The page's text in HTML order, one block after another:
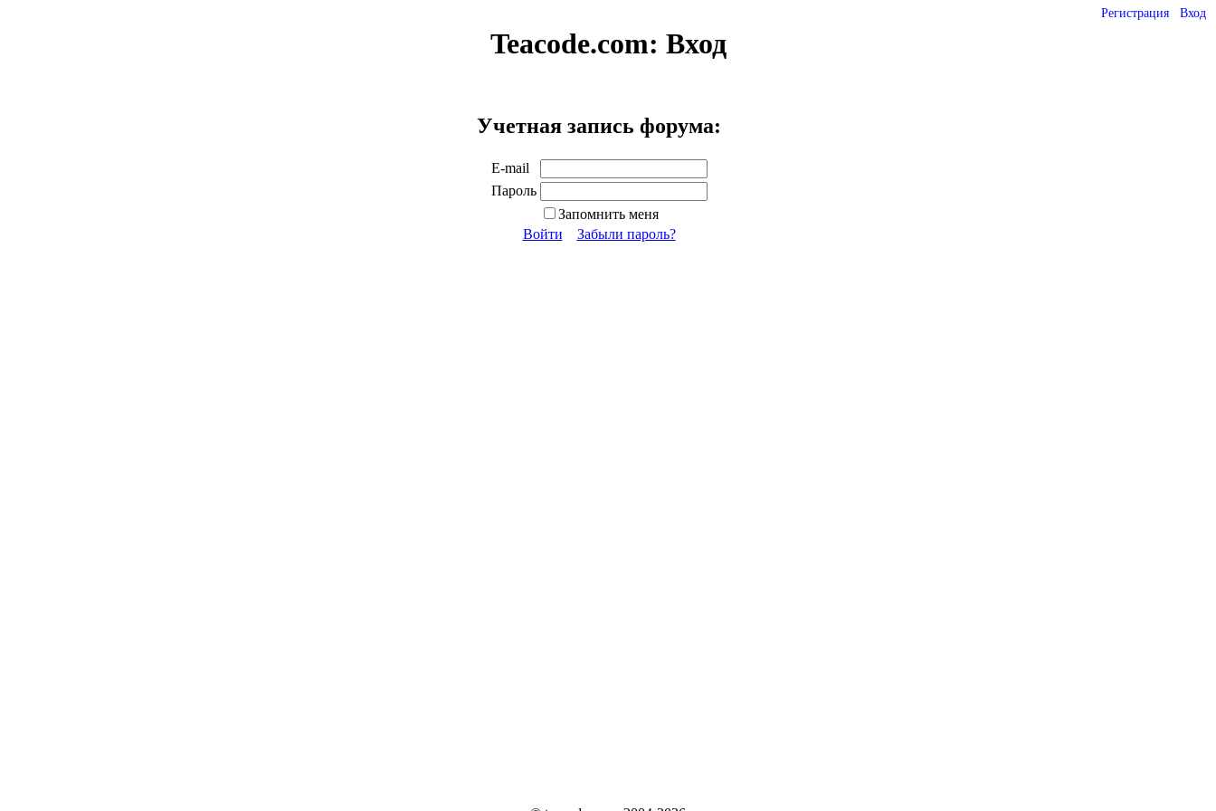
Регистрация Вход
Teacode.com: Вход
Учетная запись форума:
E-mail
Пароль
Запомнить меня
Войти
Забыли пароль?